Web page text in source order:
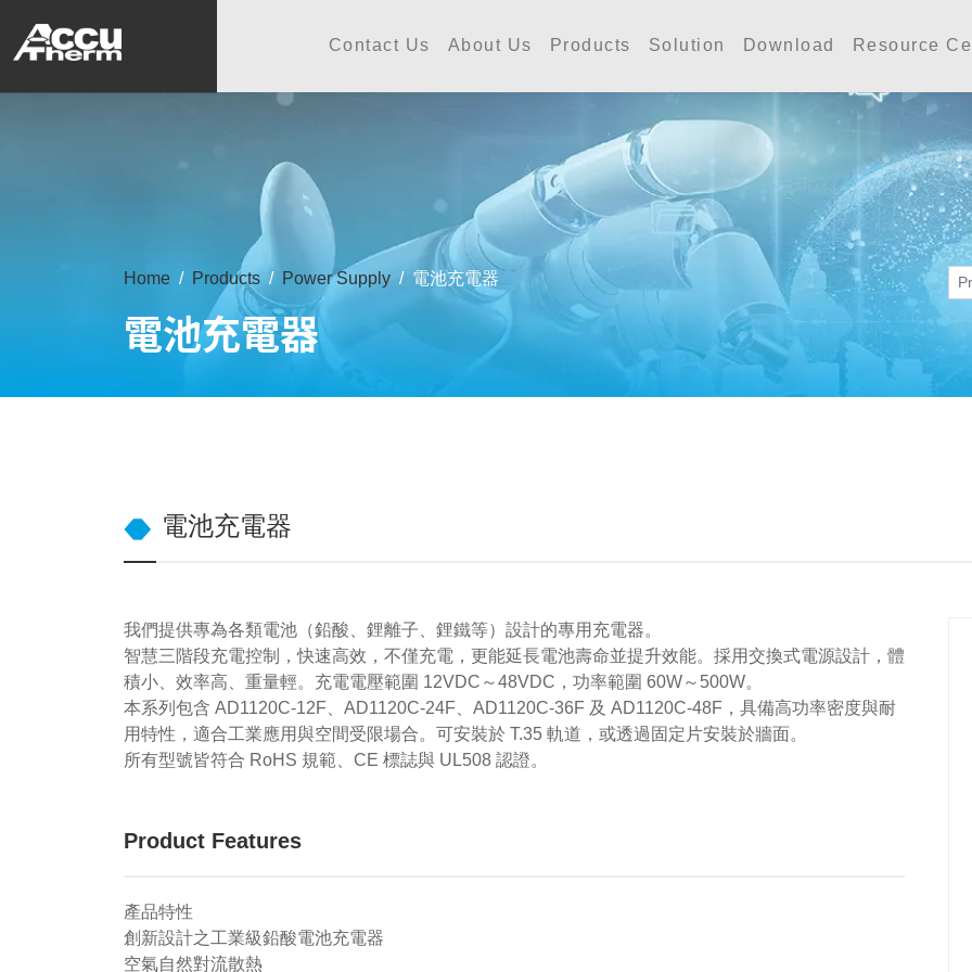
志禾工業股份有限公司 - 志禾工業 |
Contact Us About Us Products Solution Download Resource
Home Products Power Supply 電池充電器
電池充電器
電池充電器
我們提供專為各類電池（鉛酸、鋰離子、鋰鐵等）設計的專用充電器。
智慧三階段充電控制，快速高效，不僅充電，更能延長電池壽命並提升效能。採用交換式電源設計，體
積小、效率高、重量輕。充電電壓範圍 12VDC～48VDC，功率範圍 60W～500W。
本系列包含 AD1120C-12F、AD1120C-24F、AD1120C-36F 及 AD1120C-48F，具備高功率密度與耐
用特性，適合工業應用與空間受限場合。可安裝於 T.35 軌道，或透過固定片安裝於牆面。
所有型號皆符合 RoHS 規範、CE 標誌與 UL508 認證。
Product Features
產品特性
創新設計之工業級鉛酸電池充電器
空氣自然對流散熱